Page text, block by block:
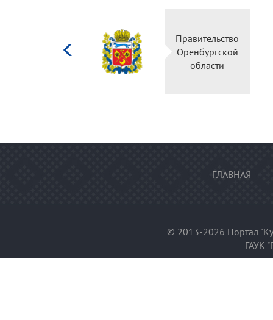
Правительство
Оренбургской
области
ГЛАВНАЯ
© 2013-2026 Портал
ГАУК